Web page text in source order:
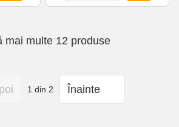
mai multe 12 produse
1 din 2 Înainte